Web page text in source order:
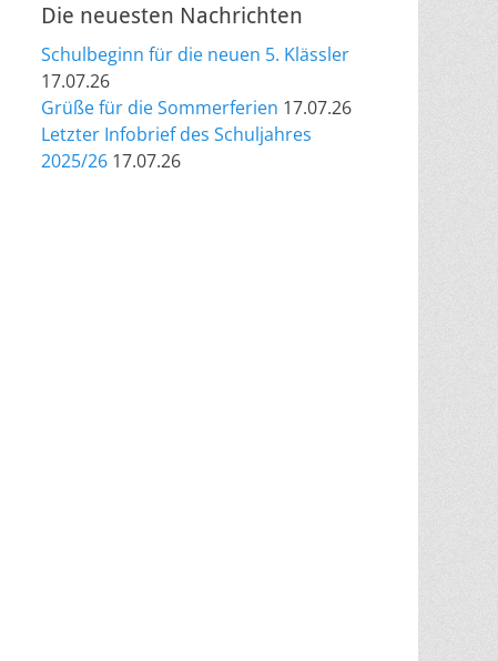
Die neuesten Nachrichten
Schulbeginn für die neuen 5. Klässler
17.07.26
Grüße für die Sommerferien 17.07.26
Letzter Infobrief des Schuljahres
2025/26 17.07.26